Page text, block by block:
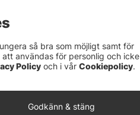
så bra som möjligt samt för
användas för personlig och icke
Policy och i vår Cookiepolicy.
Godkänn & stäng